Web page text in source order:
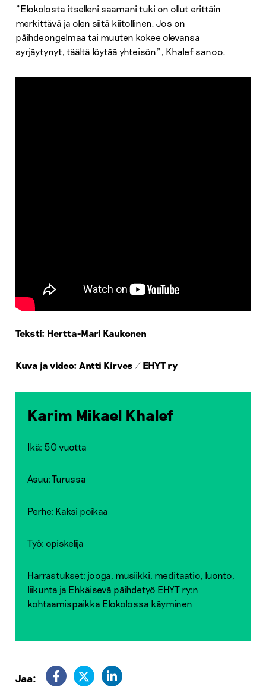
”Elokolosta itselleni saamani tuki on ollut erittäin
merkittävä ja olen siitä kiitollinen. Jos on
päihdeongelmaa tai muuten kokee olevansa
syrjäytynyt, täältä löytää yhteisön”, Khalef sanoo.
Teksti: Hertta-Mari Kaukonen
Kuva ja video: Antti Kirves / EHYT ry
Karim Mikael Khalef
Ikä: 50 vuotta
Asuu: Turussa
Perhe: Kaksi poikaa
Työ: opiskelija
Harrastukset: jooga, musiikki, meditaatio, luonto,
liikunta ja Ehkäisevä päihdetyö EHYT ry:n
kohtaamispaikka Elokolossa käyminen
Jaa: